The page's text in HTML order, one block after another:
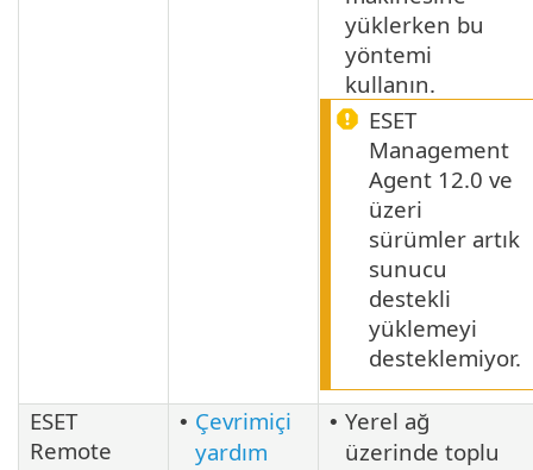
yüklerken bu
yöntemi
kullanın.
ESET
Management
Agent 12.0 ve
üzeri
sürümler artık
sunucu
destekli
yüklemeyi
desteklemiyor.
ESET
Remote
• Çevrimiçi
yardım
• Yerel ağ
üzerinde toplu